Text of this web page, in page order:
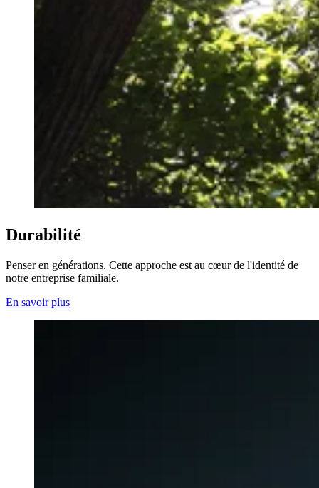
Durabilité
Penser en générations. Cette approche est au cœur de l'identité de
notre entreprise familiale.
En savoir plus